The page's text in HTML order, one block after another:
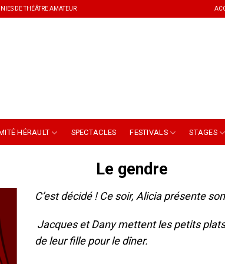
DE THÉÂTRE AMATEUR
HÉRAULT SPECTACLES FESTIVALS STAGES
Le gendre
C’est décidé ! Ce soir, Alicia présente
Jacques et Dany mettent les petits
de leur fille pour le dîner.